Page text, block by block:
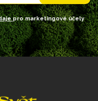
pro marketingové účely